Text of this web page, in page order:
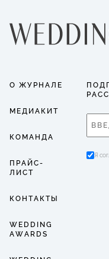
О ЖУРНАЛЕ
МЕДИАКИТ
КОМАНДА
ПРАЙС-
ЛИСТ
КОНТАКТЫ
WEDDING
AWARDS
Я